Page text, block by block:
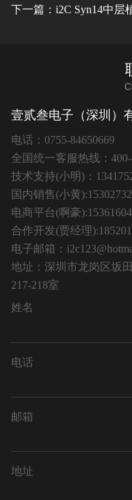
壹贰叁电子（深圳）
电话：0755-84650669
全国统一客服热线：400-
技术支持(小明)：
国内销售(小黄
电商平台(啊豪
合作开发(贾经理
电子邮箱：
地址：深圳市龙岗区坂
217-218室
姓名
电话
邮箱
地址